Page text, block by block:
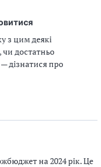
з цим деякі
достатньо
дізнатися про
на 2024 рік. Це